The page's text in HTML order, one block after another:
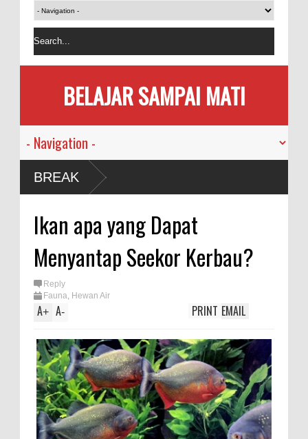
BELAJAR SAMPAI MATI
BREAK
Ikan apa yang Dapat
Menyantap Seekor Kerbau?
Reply
Fauna, Hewan Air
A+ A- EMAIL
PRINT